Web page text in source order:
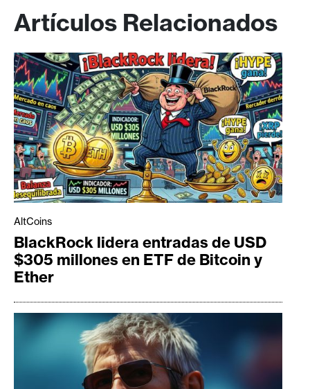
Artículos Relacionados
AltCoins
BlackRock lidera entradas de USD
$305 millones en ETF de Bitcoin y
Ether